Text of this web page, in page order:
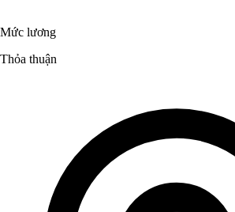
Mức lương
Thỏa thuận